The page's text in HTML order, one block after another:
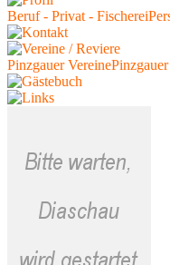
Beruf - Privat - Fischerei
Pinzgauer Vereine